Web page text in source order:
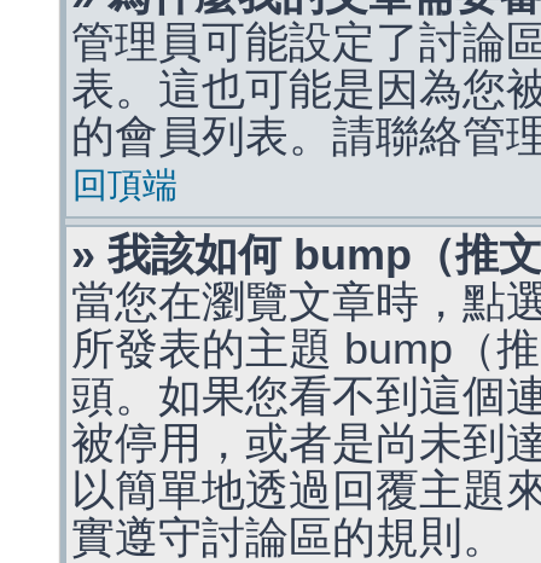
管理員可能設定了討論
表。這也可能是因為您
的會員列表。請聯絡管
回頂端
» 我該如何 bump（推
當您在瀏覽文章時，點
所發表的主題 bump（
頭。如果您看不到這個
被停用，或者是尚未到
以簡單地透過回覆主題
實遵守討論區的規則。